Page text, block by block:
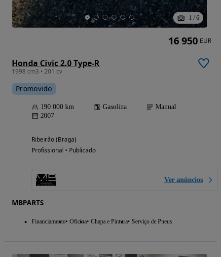
1 / 6
Honda Civic 2.0 Type-R
1998 cm3 • 201 cv
Promovido
190 000 km Gasolina
Manual
2007
Ribeirão (Braga)
Profissional • Publicado
Ver anúncios
MBPARTS
Financiamento Oficina Chapa e Pintura Serviço de Pneus
16 950 EUR